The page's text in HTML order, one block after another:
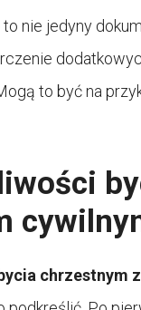
to nie jedyny
to być na
chrzestnym